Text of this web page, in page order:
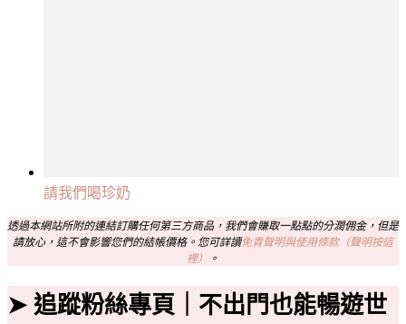
請我們喝珍奶
透過本網站所附的連結訂購任何第三方商品，我們會賺取一點點的分潤佣金，但是
請放心，這不會影響您們的結帳價格。您可詳讀免責聲明與使用條款（聲明按這
裡）
。
➤ 追蹤粉絲專頁｜不出門也能暢遊世